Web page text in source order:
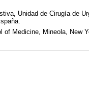
Unidad de Cirugía de
of Medicine, Mineola, New